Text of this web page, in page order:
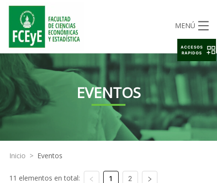
MENÚ
EVENTOS
Inicio > Eventos
11 elementos en total: 1 2
ACCESOS
RAPIDOS